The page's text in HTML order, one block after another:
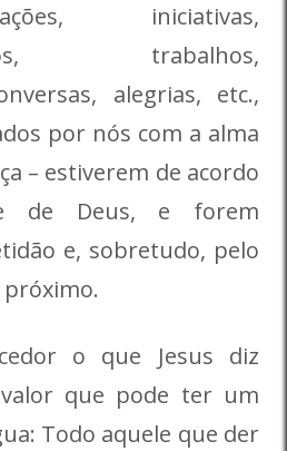
iniciativas,
trabalhos,
alegrias, etc.,
por nós com a alma
– estiverem de acordo
de Deus, e forem
e, sobretudo, pelo
próximo.
o que Jesus diz
que pode ter um
Todo aquele que der